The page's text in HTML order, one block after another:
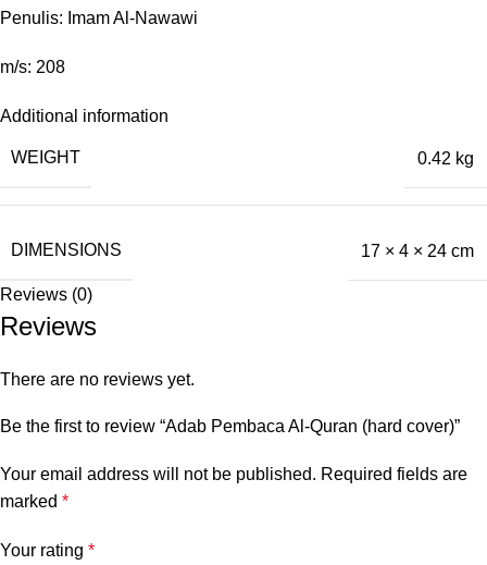
Penulis: Imam Al-Nawawi
m/s: 208
Additional information
WEIGHT 0.42 kg
DIMENSIONS 17 × 4 × 24 cm
Reviews (0)
Reviews
There are no reviews yet.
Be the first to review “Adab Pembaca Al-Quran (hard cover)”
Your email address will not be published. Required fields are
marked *
Your rating *